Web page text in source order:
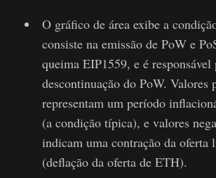
O gráfico de área exibe a
consiste na emissão de PoW e
queima EIP1559, e é responsável
descontinuação do PoW. Valores
representam um período
(a condição típica), e valores
indicam uma contração da oferta
(deflação da oferta de ETH).